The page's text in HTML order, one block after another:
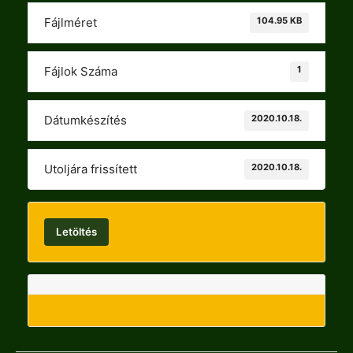
Fájlméret 104.95 KB
Fájlok Száma 1
Dátumkészítés 2020.10.18.
Utoljára frissített 2020.10.18.
Letöltés